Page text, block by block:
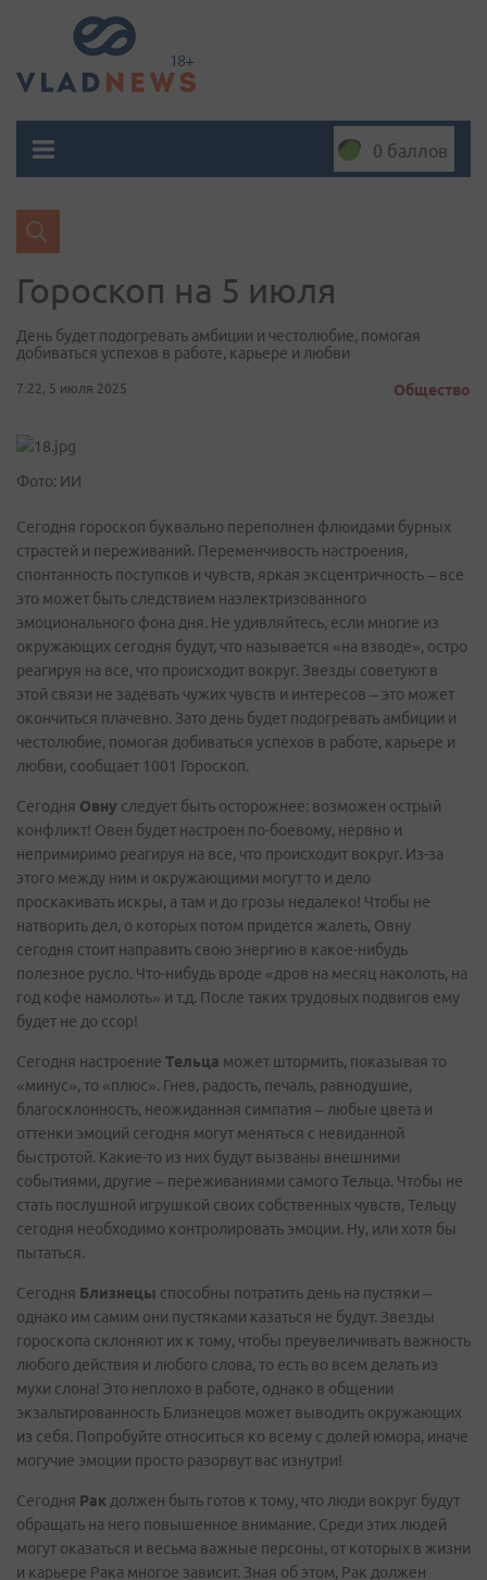
0 баллов
Гороскоп на 5 июля
День будет подогревать амбиции и честолюбие, помогая
добиваться успехов в работе, карьере и любви
7:22, 5 июля 2025 Общество
Фото: ИИ
Сегодня гороскоп буквально переполнен флюидами бурных
страстей и переживаний. Переменчивость настроения,
спонтанность поступков и чувств, яркая эксцентричность – все
это может быть следствием наэлектризованного
эмоционального фона дня. Не удивляйтесь, если многие из
окружающих сегодня будут, что называется «на взводе», остро
реагируя на все, что происходит вокруг. Звезды советуют в
этой связи не задевать чужих чувств и интересов – это может
окончиться плачевно. Зато день будет подогревать амбиции и
честолюбие, помогая добиваться успехов в работе, карьере и
любви, сообщает 1001 Гороскоп.
Сегодня Овну следует быть осторожнее: возможен острый
конфликт! Овен будет настроен по-боевому, нервно и
непримиримо реагируя на все, что происходит вокруг. Из-за
этого между ним и окружающими могут то и дело
проскакивать искры, а там и до грозы недалеко! Чтобы не
натворить дел, о которых потом придется жалеть, Овну
сегодня стоит направить свою энергию в какое-нибудь
полезное русло. Что-нибудь вроде «дров на месяц наколоть, на
год кофе намолоть» и т.д. После таких трудовых подвигов ему
будет не до ссор!
Сегодня настроение Тельца может штормить, показывая то
«минус», то «плюс». Гнев, радость, печаль, равнодушие,
благосклонность, неожиданная симпатия – любые цвета и
оттенки эмоций сегодня могут меняться с невиданной
быстротой. Какие-то из них будут вызваны внешними
событиями, другие – переживаниями самого Тельца. Чтобы не
стать послушной игрушкой своих собственных чувств, Тельцу
сегодня необходимо контролировать эмоции. Ну, или хотя бы
пытаться.
Сегодня Близнецы способны потратить день на пустяки –
однако им самим они пустяками казаться не будут. Звезды
гороскопа склоняют их к тому, чтобы преувеличивать важность
любого действия и любого слова, то есть во всем делать из
мухи слона! Это неплохо в работе, однако в общении
экзальтированность Близнецов может выводить окружающих
из себя. Попробуйте относиться ко всему с долей юмора, иначе
могучие эмоции просто разорвут вас изнутри!
Сегодня Рак должен быть готов к тому, что люди вокруг будут
обращать на него повышенное внимание. Среди этих людей
могут оказаться и весьма важные персоны, от которых в жизни
и карьере Рака многое зависит. Зная об этом, Рак должен